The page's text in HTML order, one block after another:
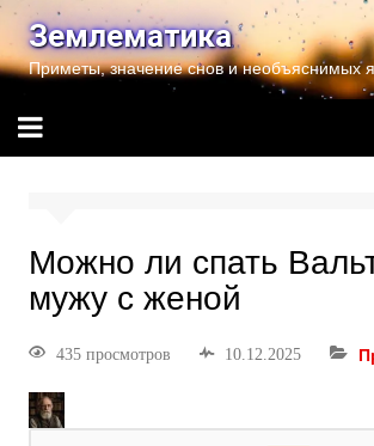
Землематика
Приметы, значение снов и необъяснимых
Можно ли спать
мужу с женой
435 просмотров 10.12.2025